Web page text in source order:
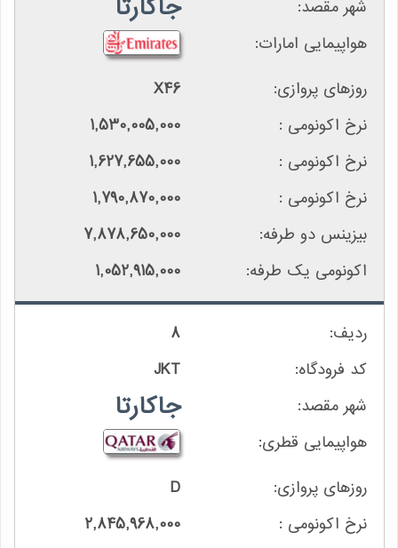
جاکارتا
X46
1,530,005,000
1,627,655,000
1,790,870,000
7,878,650,000
1,052,915,000
8
JKT
جاکارتا
D
2,845,968,000